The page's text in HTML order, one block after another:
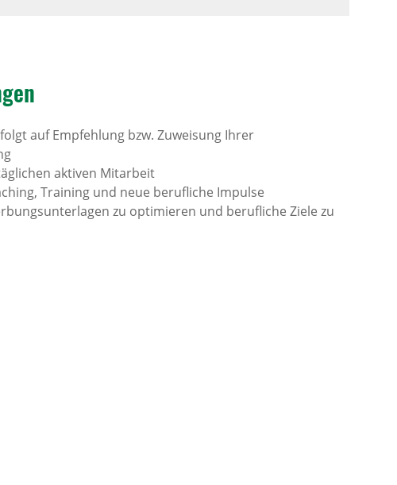
auf Empfehlung bzw. Zuweisung Ihrer
aktiven Mitarbeit
Training und neue berufliche Impulse
zu optimieren und berufliche Ziele zu